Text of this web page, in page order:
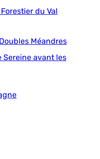
du Val
Méandres
Sereine avant les